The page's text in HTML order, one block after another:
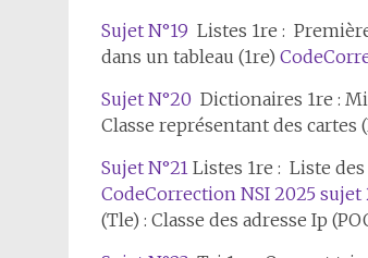
Sujet N°19 Listes 1re :
dans un tableau (1re) Code
Sujet N°20 Dictionaires 1re :
Classe représentant des cartes
Sujet N°21 Listes 1re : Liste
CodeCorrection NSI 2025 sujet
(Tle) : Classe des adresse Ip